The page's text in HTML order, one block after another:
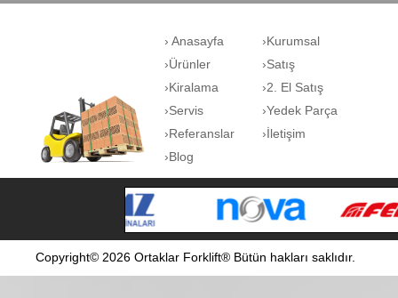
› Anasayfa
›Kurumsal
›Ürünler
›Satış
›Kiralama
›2. El Satış
›Servis
›Yedek Parça
›Referanslar
›İletişim
›Blog
Copyright© 2026 Ortaklar Forklift® Bütün hakları saklıdır.